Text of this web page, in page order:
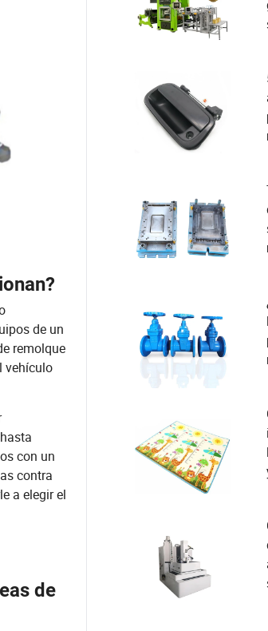
de un
remolque
vehículo
con un
contra
a elegir el
de